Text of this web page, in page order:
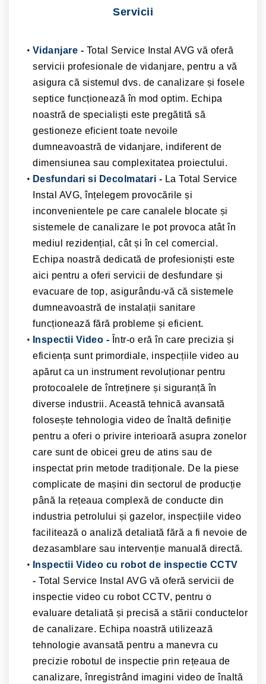
Servicii
Vidanjare - Total Service Instal AVG vă oferă
servicii profesionale de vidanjare, pentru a vă
asigura că sistemul dvs. de canalizare și fosele
septice funcționează în mod optim. Echipa
noastră de specialiști este pregătită să
gestioneze eficient toate nevoile
dumneavoastră de vidanjare, indiferent de
dimensiunea sau complexitatea proiectului.
Desfundari si Decolmatari - La Total Service
Instal AVG, înțelegem provocările și
inconvenientele pe care canalele blocate și
sistemele de canalizare le pot provoca atât în ​​
mediul rezidențial, cât și în cel comercial.
Echipa noastră dedicată de profesioniști este
aici pentru a oferi servicii de desfundare și
evacuare de top, asigurându-vă că sistemele
dumneavoastră de instalații sanitare
funcționează fără probleme și eficient.
Inspectii Video - Într-o eră în care precizia și
eficiența sunt primordiale, inspecțiile video au
apărut ca un instrument revoluționar pentru
protocoalele de întreținere și siguranță în
diverse industrii. Această tehnică avansată
folosește tehnologia video de înaltă definiție
pentru a oferi o privire interioară asupra zonelor
care sunt de obicei greu de atins sau de
inspectat prin metode tradiționale. De la piese
complicate de mașini din sectorul de producție
până la rețeaua complexă de conducte din
industria petrolului și gazelor, inspecțiile video
facilitează o analiză detaliată fără a fi nevoie de
dezasamblare sau intervenție manuală directă.
Inspectii Video cu robot de inspectie CCTV
- Total Service Instal AVG vă oferă servicii de
inspectie video cu robot CCTV, pentru o
evaluare detaliată și precisă a stării conductelor
de canalizare. Echipa noastră utilizează
tehnologie avansată pentru a manevra cu
precizie robotul de inspectie prin rețeaua de
canalizare, înregistrând imagini video de înaltă